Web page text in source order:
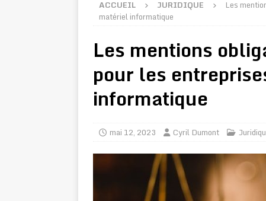
ACCUEIL JURIDIQUE
Les
matériel informatique
Les mentions
pour les
informatique
mai 12, 2023 Cyril Dumont